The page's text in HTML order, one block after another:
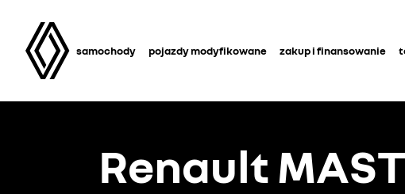
samochody pojazdy modyfikowane zakup i finansowanie
Renault